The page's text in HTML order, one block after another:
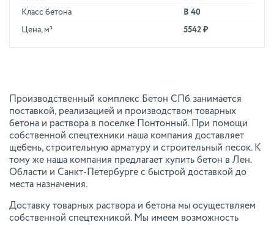
Класс бетона В 40
Цена, м³ 5542 ₽
Производственный комплекс Бетон СПб занимается
поставкой, реализацией и производством товарных
бетона и раствора в поселке Понтонный. При помощи
собственной спецтехники наша компания доставляет
щебень, строительную арматуру и строительный песок. К
тому же наша компания предлагает купить бетон в Лен.
Области и Санкт-Петербурге с быстрой доставкой до
места назначения.
Доставку товарных раствора и бетона мы осуществляем
собственной спецтехникой. Мы имеем возможность